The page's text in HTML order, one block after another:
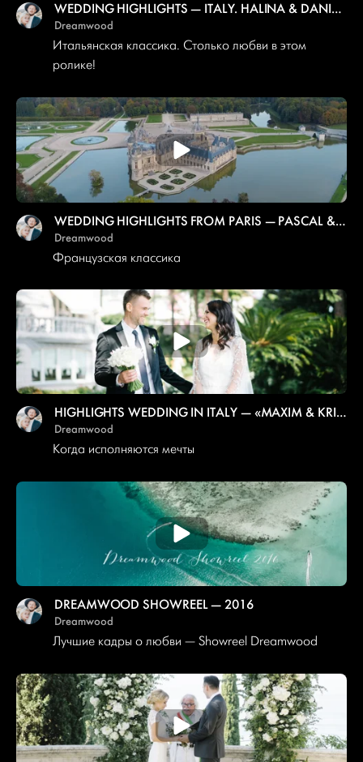
WEDDING HIGHLIGHTS — ITALY. HALINA & DANIELE
Dreamwood
Итальянская классика. Столько любви в этом
ролике!
WEDDING HIGHLIGHTS FROM PARIS — PASCAL & MARYNA
Dreamwood
Французская классика
HIGHLIGHTS WEDDING IN ITALY — «MAXIM & KRISTINA»
Dreamwood
Когда исполняются мечты
DREAMWOOD SHOWREEL — 2016
Dreamwood
Лучшие кадры о любви — Showreel Dreamwood